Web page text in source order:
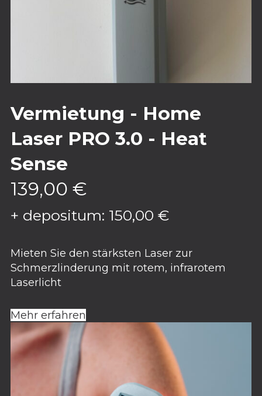
Vermietung - Home
Laser PRO 3.0 - Heat
Sense
139,00 €
+ depositum: 150,00 €
Mieten Sie den stärksten Laser zur
Schmerzlinderung mit rotem, infrarotem
Laserlicht
Mehr erfahren